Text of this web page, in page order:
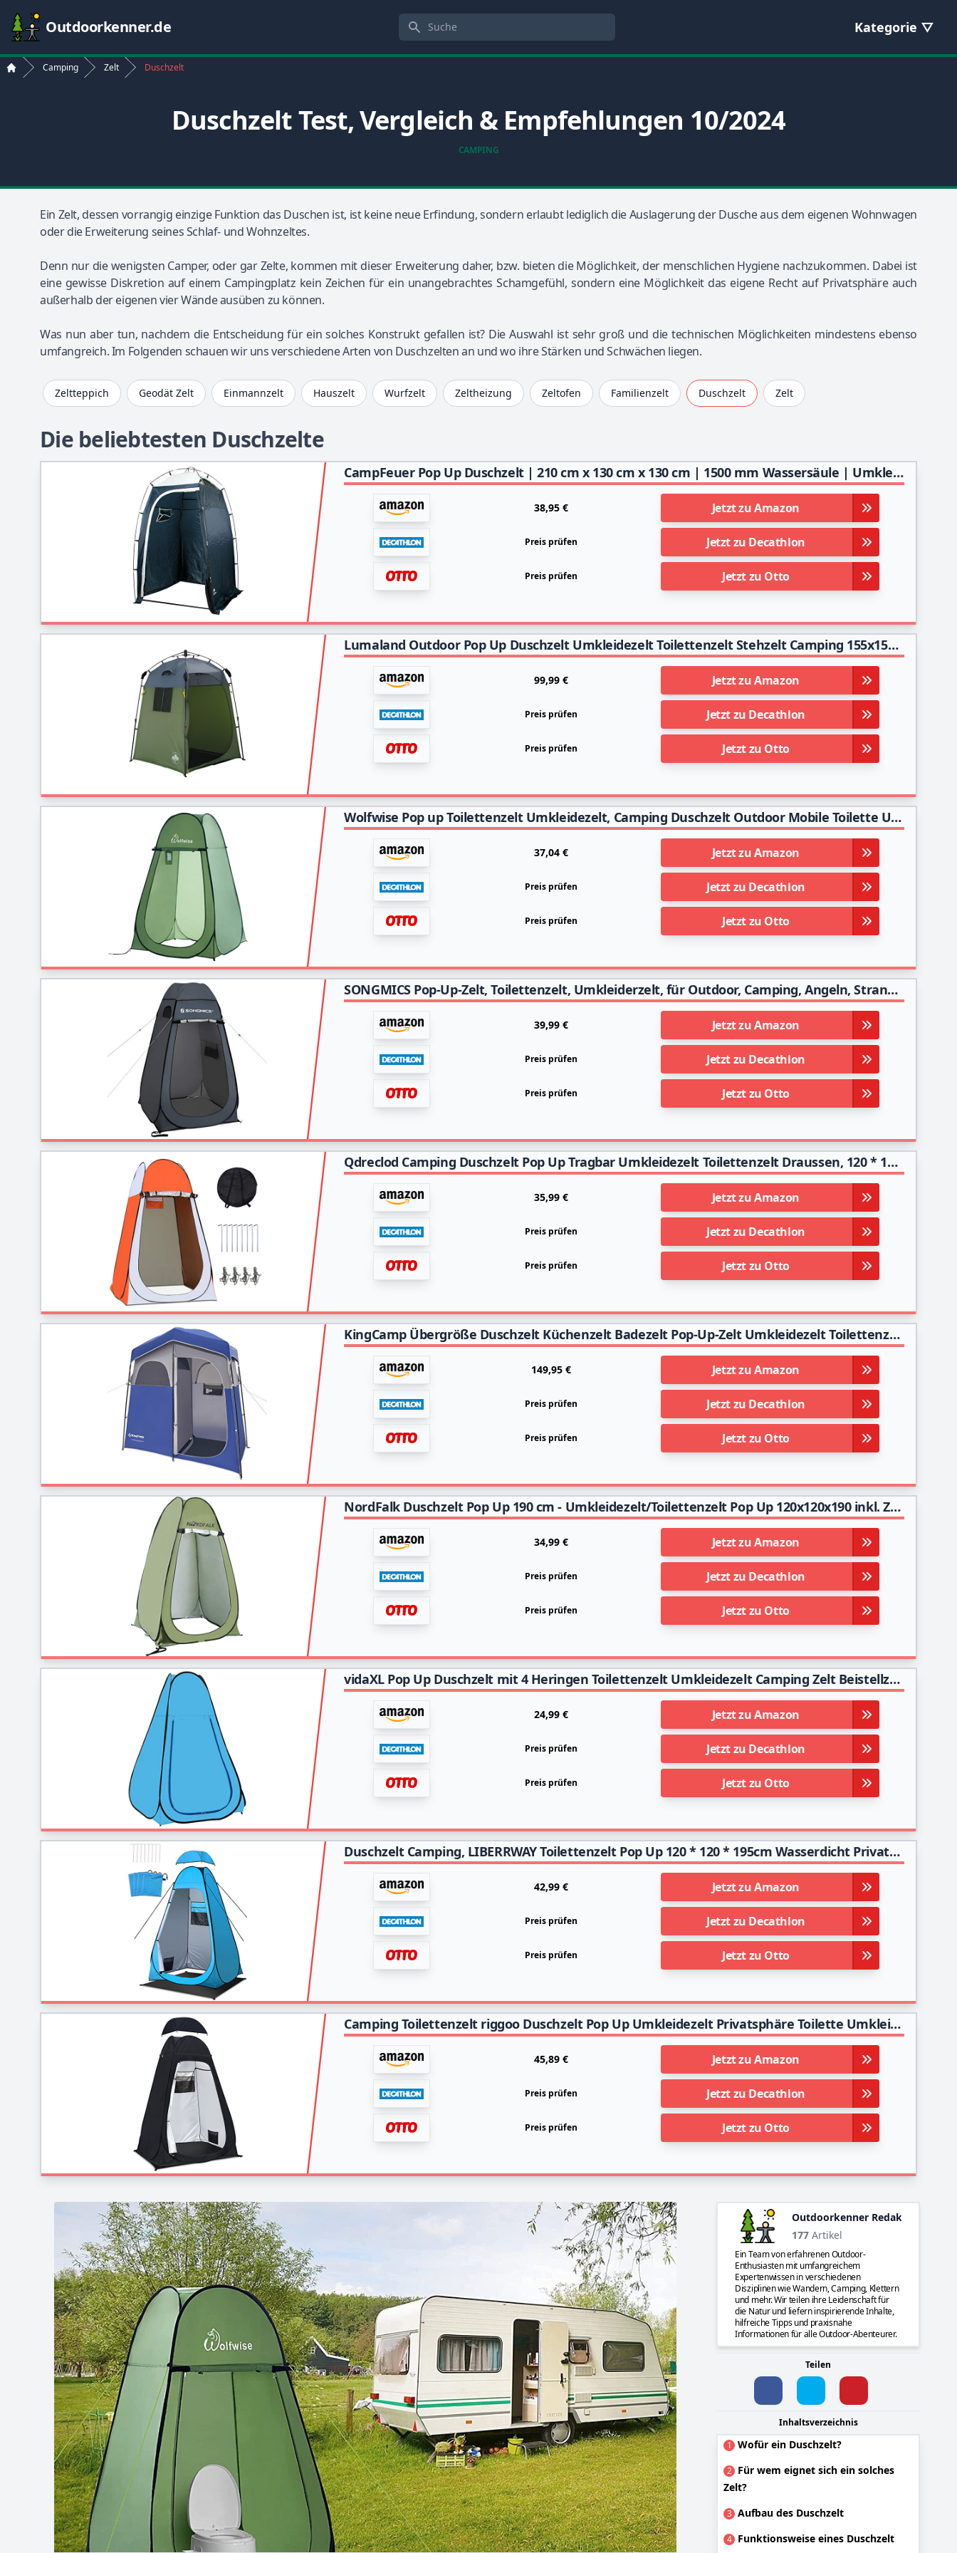
Outdoorkenner.de Suche Kategorie
Start
Camping Zelt Duschzelt
Duschzelt Test, Vergleich & Empfehlungen 10/2024
CAMPING
Ein Zelt, dessen vorrangig einzige Funktion das Duschen ist, ist keine neue Erfindung, sondern erlaubt lediglich die Auslagerung der Dusche aus dem eigenen Wohnwagen
oder die Erweiterung seines Schlaf- und Wohnzeltes.
Denn nur die wenigsten Camper, oder gar Zelte, kommen mit dieser Erweiterung daher, bzw. bieten die Möglichkeit, der menschlichen Hygiene nachzukommen. Dabei ist
eine gewisse Diskretion auf einem Campingplatz kein Zeichen für ein unangebrachtes Schamgefühl, sondern eine Möglichkeit das eigene Recht auf Privatsphäre auch
außerhalb der eigenen vier Wände ausüben zu können.
Was nun aber tun, nachdem die Entscheidung für ein solches Konstrukt gefallen ist? Die Auswahl ist sehr groß und die technischen Möglichkeiten mindestens ebenso
umfangreich. Im Folgenden schauen wir uns verschiedene Arten von Duschzelten an und wo ihre Stärken und Schwächen liegen.
Zeltteppich Geodät Zelt Einmannzelt Hauszelt Wurfzelt Zeltheizung Zeltofen Familienzelt Duschzelt Zelt
Die beliebtesten Duschzelte
CampFeuer Pop Up Duschzelt | 210 cm x 130 cm x 130 cm | 1500 mm Wassersäule | Umkleidezelt, Toilettenzelt, Stehzelt, mobiler Sichtschutz, Beistellzelt, Outdoor Tent
38,95 € Jetzt zu Amazon
Preis prüfen Jetzt zu Decathlon
Preis prüfen Jetzt zu Otto
Lumaland Outdoor Pop Up Duschzelt Umkleidezelt Toilettenzelt Stehzelt Camping 155x155x220 cm robust Grün
99,99 € Jetzt zu Amazon
Preis prüfen Jetzt zu Decathlon
Preis prüfen Jetzt zu Otto
Wolfwise Pop up Toilettenzelt Umkleidezelt, Camping Duschzelt Outdoor Mobile Toilette Umkleidekabine Lagerzelt (Grün)
37,04 € Jetzt zu Amazon
Preis prüfen Jetzt zu Decathlon
Preis prüfen Jetzt zu Otto
SONGMICS Pop-Up-Zelt, Toilettenzelt, Umkleiderzelt, für Outdoor, Camping, Angeln, Strand, Dusche, Toilette, Tragetasche mit Reißverschluss, dunkelgrau GPT01GY
39,99 € Jetzt zu Amazon
Preis prüfen Jetzt zu Decathlon
Preis prüfen Jetzt zu Otto
Qdreclod Camping Duschzelt Pop Up Tragbar Umkleidezelt Toilettenzelt Draussen, 120 * 120 * 190 cm, einschließlich Zeltpflock, Stange, Seil, Aufbewahrungstasche
35,99 € Jetzt zu Amazon
Preis prüfen Jetzt zu Decathlon
Preis prüfen Jetzt zu Otto
KingCamp Übergröße Duschzelt Küchenzelt Badezelt Pop-Up-Zelt Umkleidezelt Toilettenzelt 2 Zimmer Tragbar für Strand Outdoor Party,Garten 213 * 106 * 210cm
149,95 € Jetzt zu Amazon
Preis prüfen Jetzt zu Decathlon
Preis prüfen Jetzt zu Otto
NordFalk Duschzelt Pop Up 190 cm - Umkleidezelt/Toilettenzelt Pop Up 120x120x190 inkl. Zeltheringe und Tragetasche - grün
34,99 € Jetzt zu Amazon
Preis prüfen Jetzt zu Decathlon
Preis prüfen Jetzt zu Otto
vidaXL Pop Up Duschzelt mit 4 Heringen Toilettenzelt Umkleidezelt Camping Zelt Beistellzelt Angelzelt Lagerzelt Umkleidekabine Blau
24,99 € Jetzt zu Amazon
Preis prüfen Jetzt zu Decathlon
Preis prüfen Jetzt zu Otto
Duschzelt Camping, LIBERRWAY Toilettenzelt Pop Up 120 * 120 * 195cm Wasserdicht Privatsphäre Umkleidezelt mit Boden Abspannseile Heringen-Mobile Toiletten und Duschkabine
42,99 € Jetzt zu Amazon
Preis prüfen Jetzt zu Decathlon
Preis prüfen Jetzt zu Otto
Camping Toilettenzelt riggoo Duschzelt Pop Up Umkleidezelt Privatsphäre Toilette Umkleidekabine Lagerzelt Mobile Outdoor WC Zelt für Camping & Beach, mit Tragetasche(UV 50+) (Black)
45,89 € Jetzt zu Amazon
Preis prüfen Jetzt zu Decathlon
Preis prüfen Jetzt zu Otto
Outdoorkenner Redaktion
177 Artikel
Ein Team von erfahrenen Outdoor-
Enthusiasten mit umfangreichem
Expertenwissen in verschiedenen
Disziplinen wie Wandern, Camping, Klettern
und mehr. Wir teilen ihre Leidenschaft für
die Natur und liefern inspirierende Inhalte,
hilfreiche Tipps und praxisnahe
Informationen für alle Outdoor-Abenteurer.
Teilen
Inhaltsverzeichnis
1 Wofür ein Duschzelt?
2 Für wem eignet sich ein solches
Zelt?
3 Aufbau des Duschzelt
4 Funktionsweise eines Duschzelt